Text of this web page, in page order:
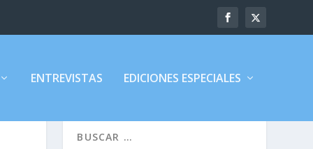
ENTREVISTAS EDICIONES ESPECIALES